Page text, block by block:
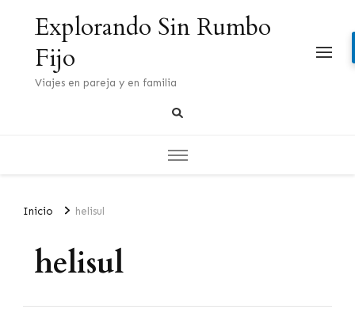
Explorando Sin Rumbo
Fijo
Viajes en pareja y en familia
Inicio helisul
helisul